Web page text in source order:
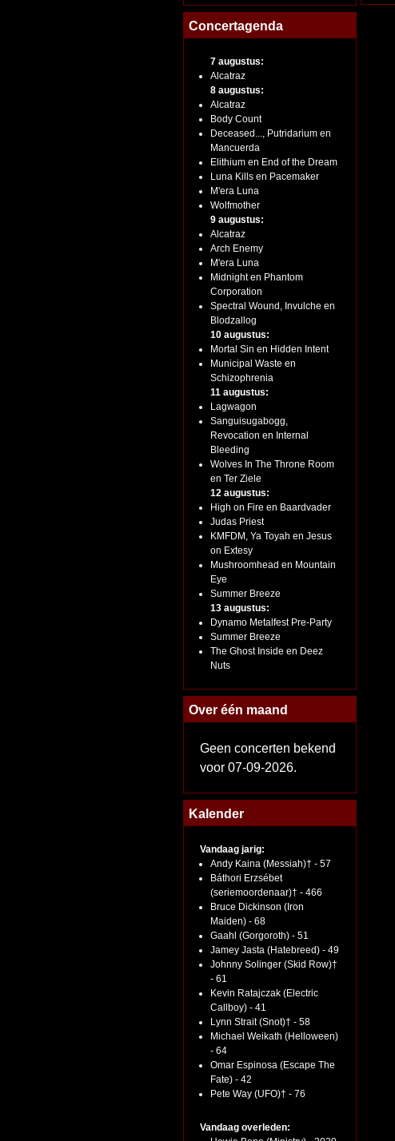
Concertagenda
7 augustus:
Alcatraz
8 augustus:
Alcatraz
Body Count
Deceased..., Putridarium en
Mancuerda
Elithium en End of the Dream
Luna Kills en Pacemaker
M'era Luna
Wolfmother
9 augustus:
Alcatraz
Arch Enemy
M'era Luna
Midnight en Phantom
Corporation
Spectral Wound, Invulche en
Blodzallog
10 augustus:
Mortal Sin en Hidden Intent
Municipal Waste en
Schizophrenia
11 augustus:
Lagwagon
Sanguisugabogg,
Revocation en Internal
Bleeding
Wolves In The Throne Room
en Ter Ziele
12 augustus:
High on Fire en Baardvader
Judas Priest
KMFDM, Ya Toyah en Jesus
on Extesy
Mushroomhead en Mountain
Eye
Summer Breeze
13 augustus:
Dynamo Metalfest Pre-Party
Summer Breeze
The Ghost Inside en Deez
Nuts
Over één maand
Geen concerten bekend
voor 07-09-2026.
Kalender
Vandaag jarig:
Andy Kaina (Messiah)† - 57
Báthori Erzsébet
(seriemoordenaar)† - 466
Bruce Dickinson (Iron
Maiden) - 68
Gaahl (Gorgoroth) - 51
Jamey Jasta (Hatebreed) - 49
Johnny Solinger (Skid Row)†
- 61
Kevin Ratajczak (Electric
Callboy) - 41
Lynn Strait (Snot)† - 58
Michael Weikath (Helloween)
- 64
Omar Espinosa (Escape The
Fate) - 42
Pete Way (UFO)† - 76
Vandaag overleden: